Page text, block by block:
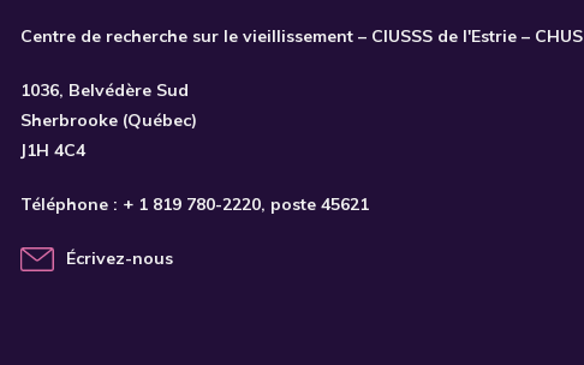
Centre de recherche sur le vieillissement – CIUSSS de l'Estrie – CHUS
1036, Belvédère Sud
Sherbrooke (Québec)
J1H 4C4
Téléphone : + 1 819 780-2220, poste 45621
Écrivez-nous